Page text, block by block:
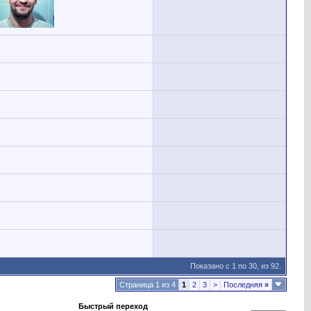
Показано с 1 по 30, из 92.
Страница 1 из 4 1 2 3 > Последняя »
Быстрый переход